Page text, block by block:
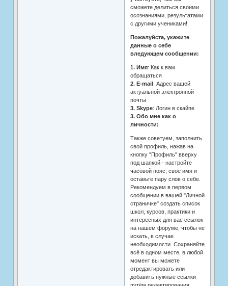
сможете делиться своими
осознаниями, результатами
с другими учениками!
Пожалуйста, укажите
данные о себе
вледующем сообщении:
1. Имя: Как к вам
обращаться
2. E-mail: Адрес вашей
актуальной электронной
почты
3. Skype: Логин в скайпе
3. Обо мне как о
личности:
Также советуем, заполнить
свой профиль, нажав на
кнопку "Профиль" вверху
под шапкой - настройте
часовой пояс, свое имя и
оставьте пару слов о себе.
Рекомендуем в первом
сообщении в вашей "Личной
страничке" создать список
школ, курсов, практики и
интересных для вас ссылок
на нашем форуме, чтобы не
искать, в случае
необходимости. Сохраняйте
всё в одном месте, в любой
момент вы можете
отредактировать или
добавить нужные ссылки